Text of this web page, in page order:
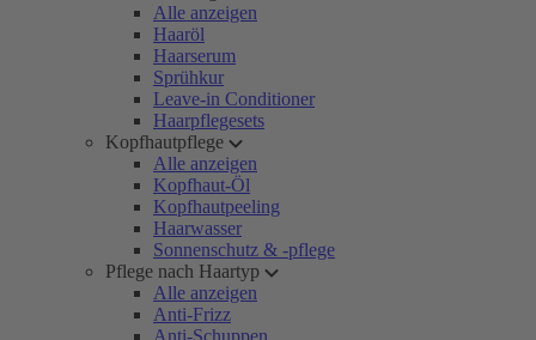
Alle anzeigen
Haaröl
Haarserum
Sprühkur
Leave-in Conditioner
Haarpflegesets
Kopfhautpflege
Alle anzeigen
Kopfhaut-Öl
Kopfhautpeeling
Haarwasser
Sonnenschutz & -pflege
Pflege nach Haartyp
Alle anzeigen
Anti-Frizz
Anti-Schuppen